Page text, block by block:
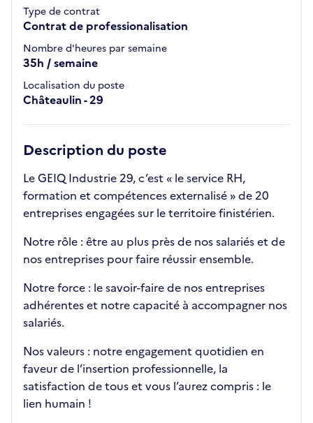
Type de contrat
Contrat de professionalisation
Nombre d'heures par semaine
35h / semaine
Localisation du poste
Châteaulin - 29
Description du poste
Le GEIQ Industrie 29, c’est « le service RH,
formation et compétences externalisé » de 20
entreprises engagées sur le territoire finistérien.
Notre rôle : être au plus près de nos salariés et de
nos entreprises pour faire réussir ensemble.
Notre force : le savoir-faire de nos entreprises
adhérentes et notre capacité à accompagner nos
salariés.
Nos valeurs : notre engagement quotidien en
faveur de l’insertion professionnelle, la
satisfaction de tous et vous l’aurez compris : le
lien humain !